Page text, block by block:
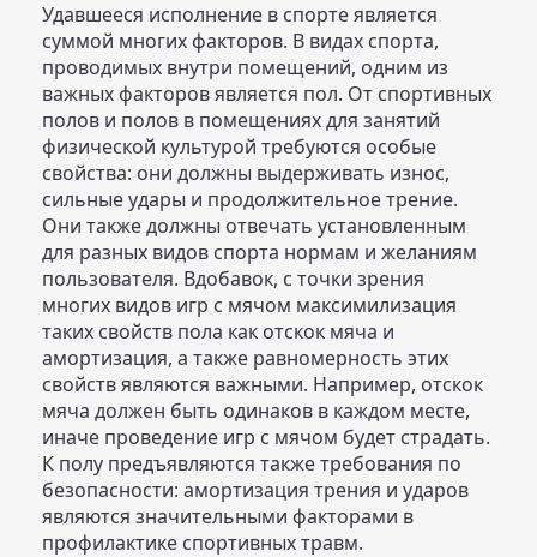
Удавшееся исполнение в спорте является
суммой многих факторов. В видах спорта,
проводимых внутри помещений, одним из
важных факторов является пол. От спортивных
полов и полов в помещениях для занятий
физической культурой требуются особые
свойства: они должны выдерживать износ,
сильные удары и продолжительное трение.
Они также должны отвечать установленным
для разных видов спорта нормам и желаниям
пользователя. Вдобавок, с точки зрения
многих видов игр с мячом максимилизация
таких свойств пола как отскок мяча и
амортизация, а также равномерность этих
свойств являются важными. Например, отскок
мяча должен быть одинаков в каждом месте,
иначе проведение игр с мячом будет страдать.
К полу предъявляются также требования по
безопасности: амортизация трения и ударов
являются значительными факторами в
профилактике спортивных травм.